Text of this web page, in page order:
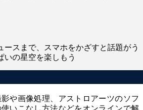
ースまで、スマホをかざすと話題がう
いの星空を楽しもう
や画像処理、アストロアーツのソフ
使いこなし方法などをオンラインで解